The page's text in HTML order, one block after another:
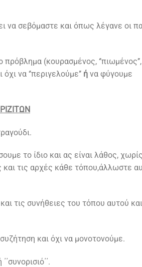
να σεβόμαστε και όπως λέγανε οι
(κουρασμένος,
να ‘’περιγελούμε’’ ή να φύγουμε
το ίδιο και ας είναι λάθος,
τις αρχές κάθε τόπου,άλλωστε
τις συνήθειες του τόπου αυτού
και όχι να μονοτονούμε.